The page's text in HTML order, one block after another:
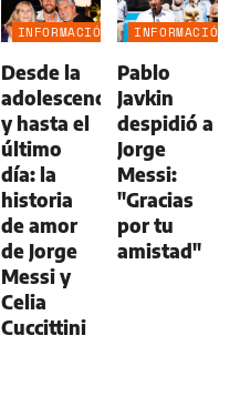
INFORMACIÓN
Desde la
adolescencia
y hasta el
último
día: la
historia
de amor
de Jorge
Messi y
Celia
Cuccittini
INFORMACIÓN
Pablo
Javkin
despidió a
Jorge
Messi:
"Gracias
por tu
amistad"